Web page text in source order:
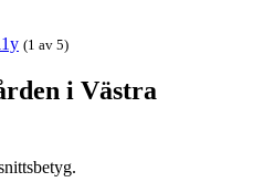
(1 av 5)
i Västra